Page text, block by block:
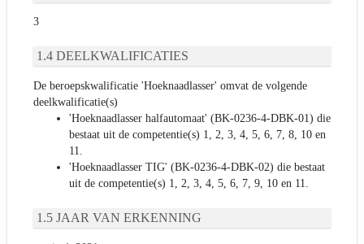
3
DEELKWALIFICATIES
De beroepskwalificatie 'Hoeknaadlasser' omvat de volgende
deelkwalificatie(s)
'Hoeknaadlasser halfautomaat' (BK-0236-4-DBK-01) die
bestaat uit de competentie(s) 1, 2, 3, 4, 5, 6, 7, 8, 10 en
11.
'Hoeknaadlasser TIG' (BK-0236-4-DBK-02) die bestaat
uit de competentie(s) 1, 2, 3, 4, 5, 6, 7, 9, 10 en 11.
JAAR VAN ERKENNING